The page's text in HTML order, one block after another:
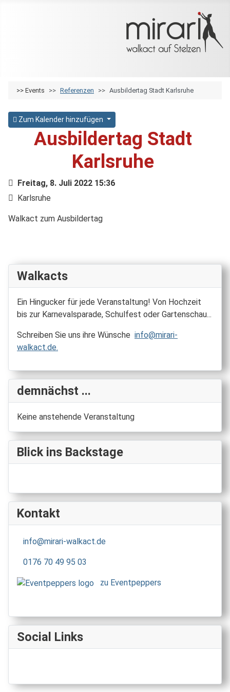
>> Events Referenzen Ausbildertag Stadt Karlsruhe
Zum Kalender hinzufügen
Ausbildertag Stadt
Karlsruhe
Freitag, 8. Juli 2022 15:36
Karlsruhe
Walkact zum Ausbildertag
Walkacts
Ein Hingucker für jede Veranstaltung! Von Hochzeit
bis zur Karnevalsparade, Schulfest oder Gartenschau...
Schreiben Sie uns ihre Wünsche info@mirari-
walkact.de.
demnächst ...
Keine anstehende Veranstaltung
Blick ins Backstage
Kontakt
info@mirari-walkact.de
0176 70 49 95 03
zu Eventpeppers
Social Links